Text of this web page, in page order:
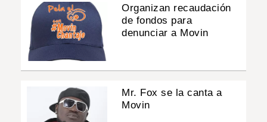
Organizan recaudación
de fondos para
denunciar a Movin
Mr. Fox se la canta a
Movin